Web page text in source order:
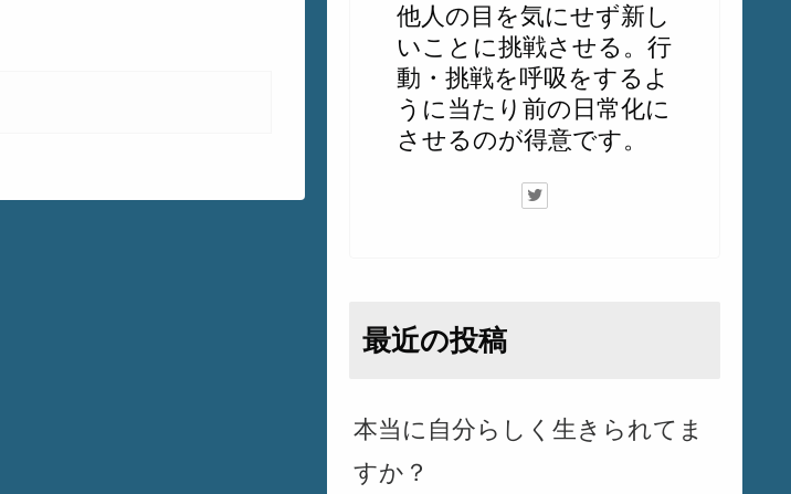
他人の目を気にせず新し
いことに挑戦させる。行
動・挑戦を呼吸をするよ
うに当たり前の日常化に
させるのが得意です。
最近の投稿
本当に自分らしく生きられてま
すか？